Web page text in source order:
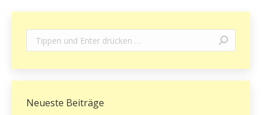
Search:
Neueste Beiträge